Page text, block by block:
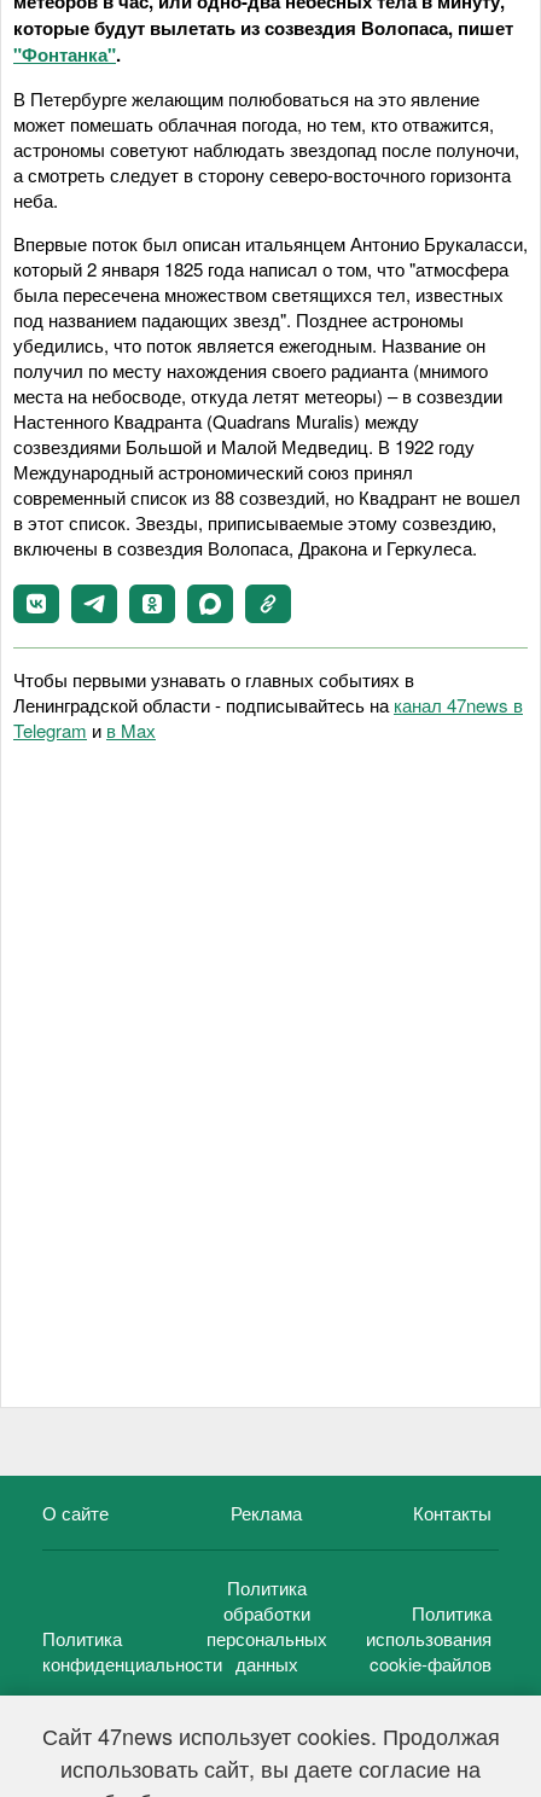
Сайт 47news использует cookies. Продолжая
использовать сайт, вы даете согласие на
которые будут вылетать из созвездия Волопаса, пишет
"Фонтанка".
В Петербурге желающим полюбоваться на это явление
может помешать облачная погода, но тем, кто отважится,
астрономы советуют наблюдать звездопад после полуночи,
а смотреть следует в сторону северо-восточного горизонта
неба.
Впервые поток был описан итальянцем Антонио Брукаласси,
который 2 января 1825 года написал о том, что "атмосфера
была пересечена множеством светящихся тел, известных
под названием падающих звезд". Позднее астрономы
убедились, что поток является ежегодным. Название он
получил по месту нахождения своего радианта (мнимого
места на небосводе, откуда летят метеоры) – в созвездии
Настенного Квадранта (Quadrans Muralis) между
созвездиями Большой и Малой Медведиц. В 1922 году
Международный астрономический союз принял
современный список из 88 созвездий, но Квадрант не вошел
в этот список. Звезды, приписываемые этому созвездию,
включены в созвездия Волопаса, Дракона и Геркулеса.
Чтобы первыми узнавать о главных событиях в
Ленинградской области - подписывайтесь на канал 47news в
Telegram и в Maх
О сайте Реклама Контакты
Политика
конфиденциальности
Политика
обработки
персональных
данных
Политика
использования
cookie-файлов
47 новостей (47 news)2005 — 2026 г.